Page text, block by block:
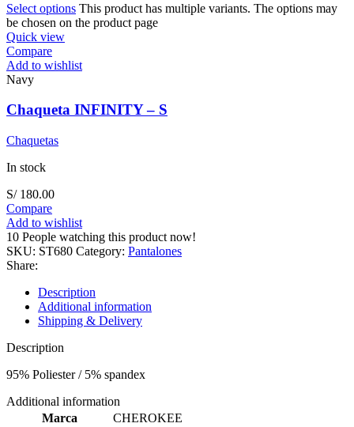
Select options This product has multiple variants. The options may
be chosen on the product page
Quick view
Compare
Add to wishlist
Navy
Chaqueta INFINITY – S
Chaquetas
In stock
S/180.00
Compare
Add to wishlist
10 People watching this product now!
SKU: ST680 Category: Pantalones
Share:
Description
Additional information
Shipping & Delivery
Description
95% Poliester / 5% spandex
Additional information
Marca
CHEROKEE